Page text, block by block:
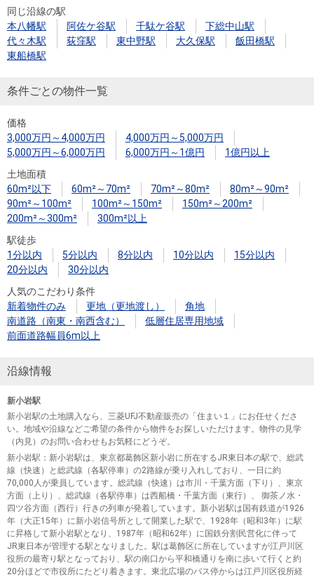
同じ沿線の駅
本八幡駅
阿佐ケ谷駅 千駄ケ谷駅
下総中山駅
代々木駅
荻窪駅 東中野駅 大久保駅
飯田橋駅
東船橋駅
条件ごとの物件一覧
価格
3,000万円～4,000万円
4,000万円～5,000万円
5,000万円～6,000万円
6,000万円～1億円
1億円以上
土地面積
60m²以下
60m²～70m² 70m²～80m²
80m²～90m²
90m²～100m²
100m²～150m²
150m²～200m²
200m²～300m²
300m²以上
駅徒歩
1分以内
5分以内 8分以内 10分以内
15分以内
20分以内
30分以内
人気のこだわり条件
新着物件のみ
更地（更地渡し）
角地
南道路（南東・南西含む）
低層住居専用地域
前面道路幅員6m以上
沿線情報
新小岩駅
新小岩駅の土地購入なら、三菱UFJ不動産販売の「住まい１」にお任せくださ
い。地域や沿線などご希望の条件から物件をお探しいただけます。物件の見学
（内見）のお問い合わせもお気軽にどうぞ。
新小岩駅 ：新小岩駅は、東京都葛飾区新小岩に所在するJR東日本の駅で、総武
線（快速）と総武線（各駅停車）の2路線が乗り入れしており、一日に約
70,000人が乗員しています。総武線（快速）は市川・千葉方面（下り）、東京
方面（上り）、総武線（各駅停車）は西船橋・千葉方面（東行）、 御茶ノ水・
四ツ谷方面（西行）行きの列車が発着しています。新小岩駅は国有鉄道が1926
年（大正15年）に新小岩信号所として開業した駅で、1928年（昭和3年）に駅
に昇格して新小岩駅となり、1987年（昭和62年）に国鉄分割民営化に伴って
JR東日本が管理する駅となりました。駅は葛飾区に所在していますが江戸川区
役所の最寄り駅となっており、駅の南口から平和橋通りを南に歩いて行くと約
20分ほどで市役所にたどり着きます。東北広場のバス停からは江戸川区役所経